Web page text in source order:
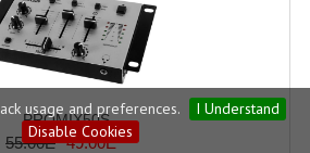
usage and preferences.
I Understand
Disable Cookies
PROMIX50S
55.00E 49.00E